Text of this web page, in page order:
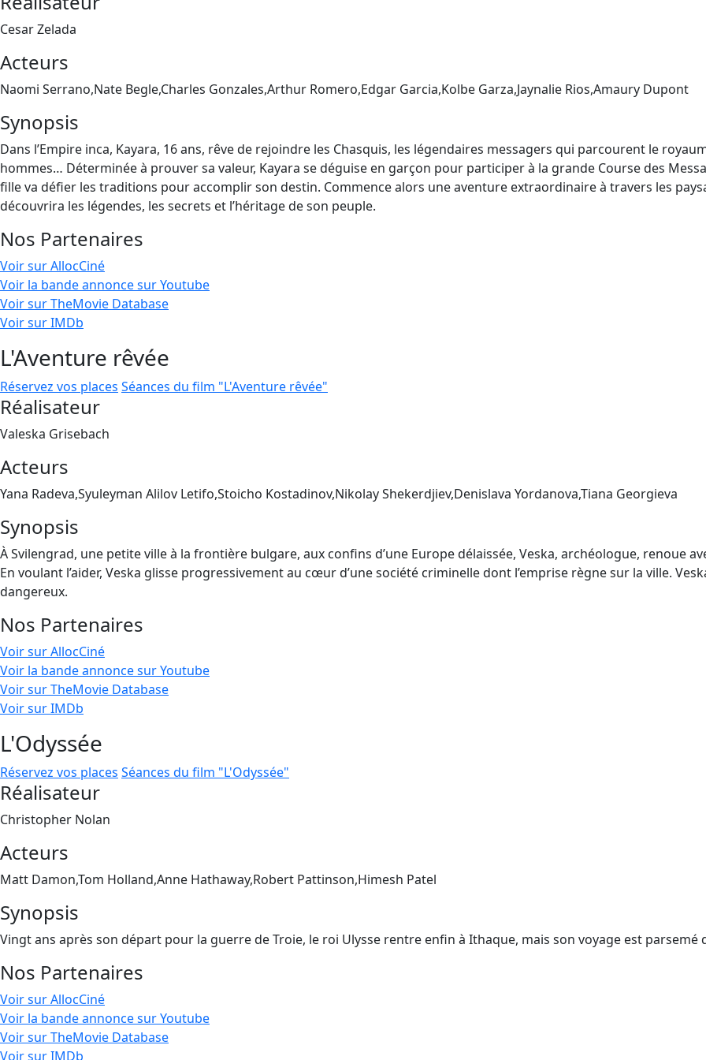
Cesar Zelada
Acteurs
Naomi Serrano,Nate Begle,Charles Gonzales,Arthur Romero,Edgar Garcia,Kolbe Garza,Jaynalie Rios,Amaury Dupont
Synopsis
Dans l’Empire inca, Kayara, 16 ans, rêve de rejoindre les Chasquis, les légendaires messagers qui parcourent le
hommes… Déterminée à prouver sa valeur, Kayara se déguise en garçon pour participer à la grande Course des
fille va défier les traditions pour accomplir son destin. Commence alors une aventure extraordinaire à travers les
découvrira les légendes, les secrets et l’héritage de son peuple.
Nos Partenaires
Voir sur AllocCiné
Voir la bande annonce sur Youtube
Voir sur TheMovie Database
Voir sur IMDb
L'Aventure rêvée
Réservez vos places Séances du film "L'Aventure rêvée"
Réalisateur
Valeska Grisebach
Acteurs
Yana Radeva,Syuleyman Alilov Letifo,Stoicho Kostadinov,Nikolay Shekerdjiev,Denislava Yordanova,Tiana Georgieva
Synopsis
À Svilengrad, une petite ville à la frontière bulgare, aux confins d’une Europe délaissée, Veska, archéologue, renoue
En voulant l’aider, Veska glisse progressivement au cœur d’une société criminelle dont l’emprise règne sur la ville.
dangereux.
Nos Partenaires
Voir sur AllocCiné
Voir la bande annonce sur Youtube
Voir sur TheMovie Database
Voir sur IMDb
L'Odyssée
Réservez vos places Séances du film "L'Odyssée"
Réalisateur
Christopher Nolan
Acteurs
Matt Damon,Tom Holland,Anne Hathaway,Robert Pattinson,Himesh Patel
Synopsis
Vingt ans après son départ pour la guerre de Troie, le roi Ulysse rentre enfin à Ithaque, mais son voyage est parsemé
Nos Partenaires
Voir sur AllocCiné
Voir la bande annonce sur Youtube
Voir sur TheMovie Database
Voir sur IMDb